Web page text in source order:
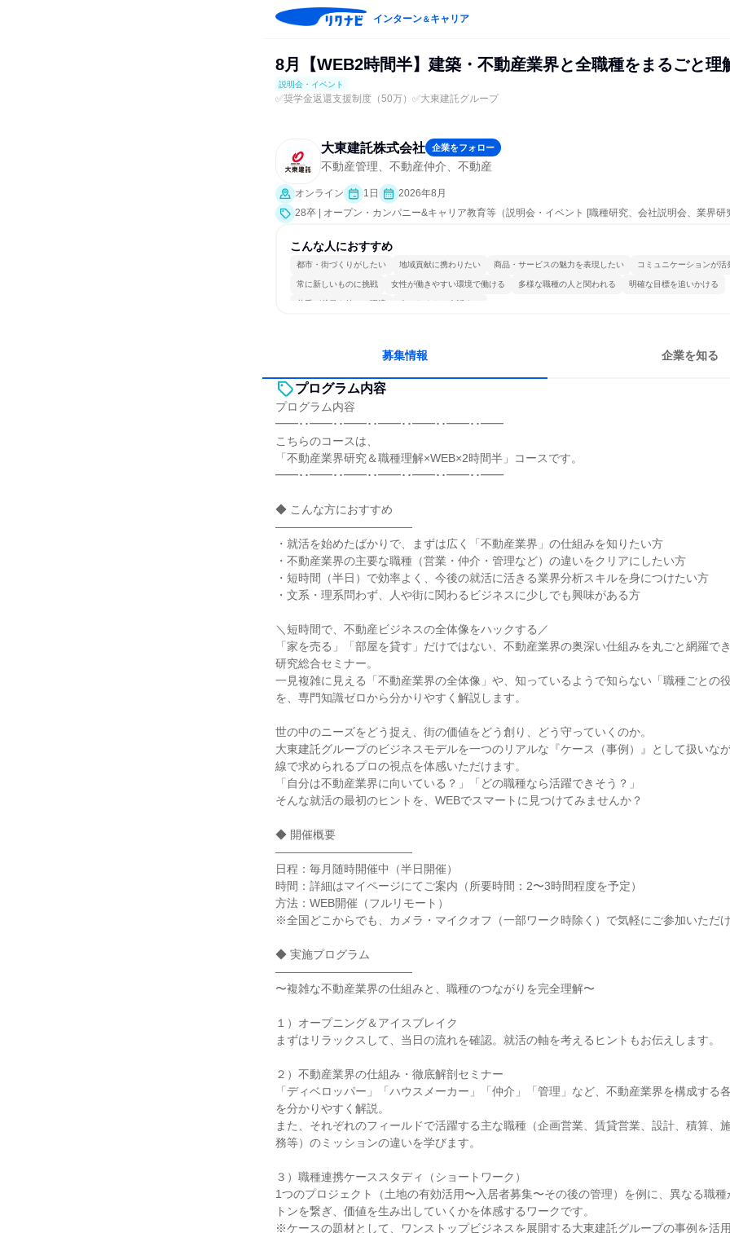
インターン＆キャリア
8月【WEB2時間半】建築・不動産業界と全職種をまるごと理
説明会・イベント
✅奨学金返還支援制度（50万）✅大東建託グループ
大東建託株式会社 企業をフォロー
不動産管理、不動産仲介、不動産
オンライン 1日
2026年8月
28卒 | オープン・カンパニー&キャリア教育等（説明会・イベント [職種研究、会社説明会、業界研
こんな人におすすめ
都市・街づくりがしたい 地域貢献に携わりたい 商品・サービスの魅力を表現したい コミュニケーションが活
常に新しいものに挑戦 女性が働きやすい環境で働ける 多様な職種の人と関われる 明確な目標を追いかける
若手が裁量を持てる環境 人とたくさん会話する
募集情報 企業を知る
プログラム内容
プログラム内容
━━･･━━･･━━･･━━･･━━･･━━･･━━
こちらのコースは、
「不動産業界研究＆職種理解×WEB×2時間半」コースです。
━━･･━━･･━━･･━━･･━━･･━━･･━━
◆ こんな方におすすめ
――――――――――――
・就活を始めたばかりで、まずは広く「不動産業界」の仕組みを知りたい方
・不動産業界の主要な職種（営業・仲介・管理など）の違いをクリアにしたい方
・短時間（半日）で効率よく、今後の就活に活きる業界分析スキルを身につけたい方
・文系・理系問わず、人や街に関わるビジネスに少しでも興味がある方
＼短時間で、不動産ビジネスの全体像をハックする／
「家を売る」「部屋を貸す」だけではない、不動産業界の奥深い仕組みを丸ごと網羅で
研究総合セミナー。
一見複雑に見える「不動産業界の全体像」や、知っているようで知らない「職種ごとの役
を、専門知識ゼロから分かりやすく解説します。
世の中のニーズをどう捉え、街の価値をどう創り、どう守っていくのか。
大東建託グループのビジネスモデルを一つのリアルな『ケース（事例）』として扱いな
線で求められるプロの視点を体感いただけます。
「自分は不動産業界に向いている？」「どの職種なら活躍できそう？」
そんな就活の最初のヒントを、WEBでスマートに見つけてみませんか？
◆ 開催概要
――――――――――――
日程：毎月随時開催中（半日開催）
時間：詳細はマイページにてご案内（所要時間：2〜3時間程度を予定）
方法：WEB開催（フルリモート）
※全国どこからでも、カメラ・マイクオフ（一部ワーク時除く）で気軽にご参加いただけ
◆ 実施プログラム
――――――――――――
〜複雑な不動産業界の仕組みと、職種のつながりを完全理解〜
１）オープニング＆アイスブレイク
まずはリラックスして、当日の流れを確認。就活の軸を考えるヒントもお伝えします。
２）不動産業界の仕組み・徹底解剖セミナー
「ディベロッパー」「ハウスメーカー」「仲介」「管理」など、不動産業界を構成する
を分かりやすく解説。
また、それぞれのフィールドで活躍する主な職種（企画営業、賃貸営業、設計、積算、
務等）のミッションの違いを学びます。
３）職種連携ケーススタディ（ショートワーク）
1つのプロジェクト（土地の有効活用〜入居者募集〜その後の管理）を例に、異なる職
トンを繋ぎ、価値を生み出していくかを体感するワークです。
※ケースの題材として、ワンストップビジネスを展開する大東建託グループの事例を活用